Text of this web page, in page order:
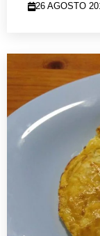
26 AGOSTO